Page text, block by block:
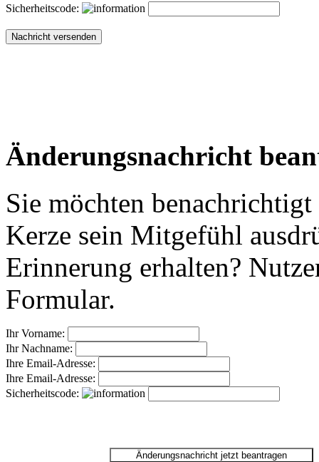
Sicherheitscode:
Änderungsnachricht
Sie möchten
Kerze sein Mitgefühl
Erinnerung erhalten?
Formular.
Ihr Vorname:
Ihr Nachname:
Ihre Email-Adresse:
Ihre Email-Adresse:
Sicherheitscode: